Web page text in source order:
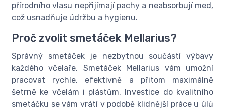
přírodního vlasu nepřijímají pachy a neabsorbují med,
což usnadňuje údržbu a hygienu.
Proč zvolit smetáček Mellarius?
Správný smetáček je nezbytnou součástí výbavy
každého včelaře. Smetáček Mellarius vám umožní
pracovat rychle, efektivně a přitom maximálně
šetrně ke včelám i plástům. Investice do kvalitního
smetáčku se vám vrátí v podobě klidnější práce u úlů